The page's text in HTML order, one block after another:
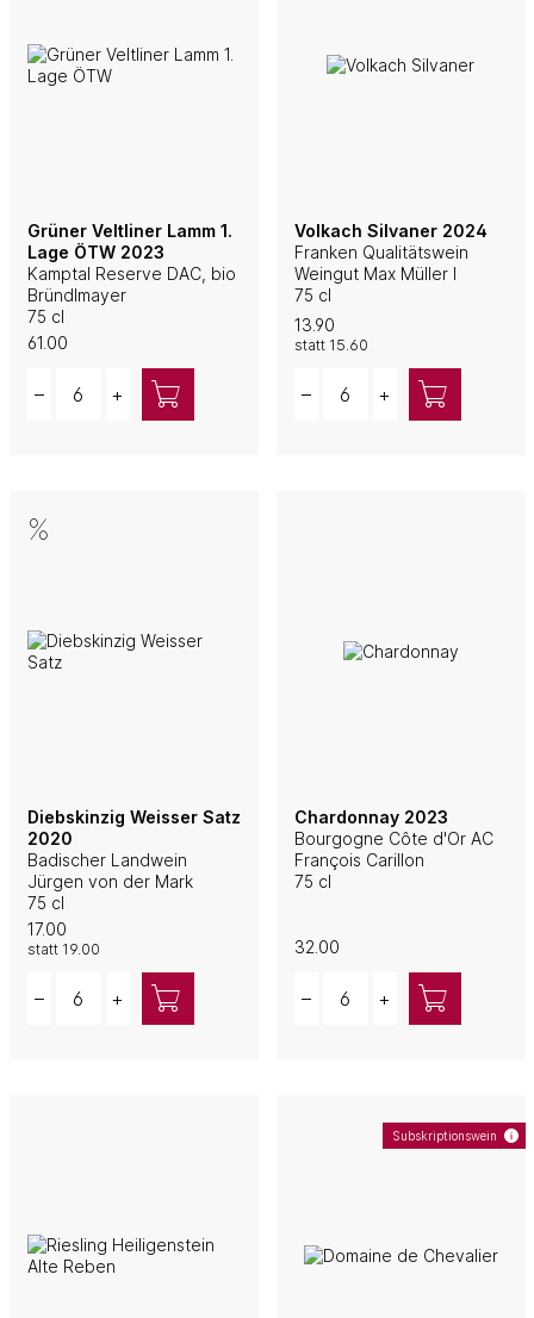
Grüner Veltliner Lamm 1.
Lage ÖTW 2023
Kamptal Reserve DAC, bio
Bründlmayer
75 cl
61.00
– +
Volkach Silvaner 2024
Franken Qualitätswein
Weingut Max Müller I
75 cl
13.90
statt 15.60
– +
Diebskinzig Weisser Satz
2020
Badischer Landwein
Jürgen von der Mark
75 cl
17.00
statt 19.00
– +
Chardonnay 2023
Bourgogne Côte d'Or AC
François Carillon
75 cl
32.00
– +
Subskriptionswein